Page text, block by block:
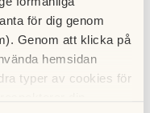
för dig genom
Genom att klicka på
hemsidan
typer av cookies för